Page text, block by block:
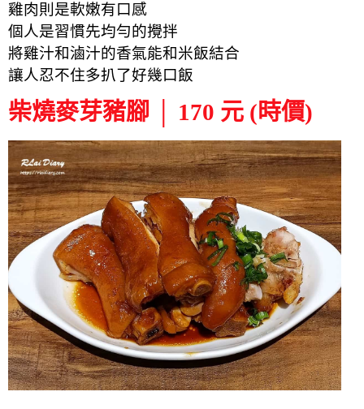
雞肉則是軟嫩有口感
個人是習慣先均勻的攪拌
將雞汁和滷汁的香氣能和米飯結合
讓人忍不住多扒了好幾口飯
柴燒麥芽豬腳 │ 170 元 (時價)